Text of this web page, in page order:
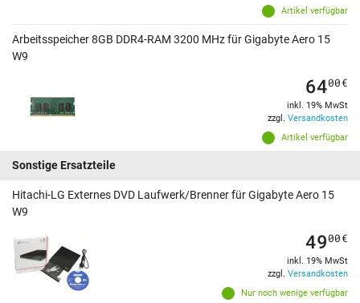
Artikel verfügbar
Arbeitsspeicher 8GB DDR4-RAM 3200 MHz für Gigabyte Aero 15
W9
Artikel verfügbar
6400€
inkl. 19% MwSt
zzgl. Versandkosten
Sonstige Ersatzteile
Hitachi-LG Externes DVD Laufwerk/Brenner für Gigabyte Aero 15
W9
Nur noch wenige verfügbar
4900€
inkl. 19% MwSt
zzgl. Versandkosten